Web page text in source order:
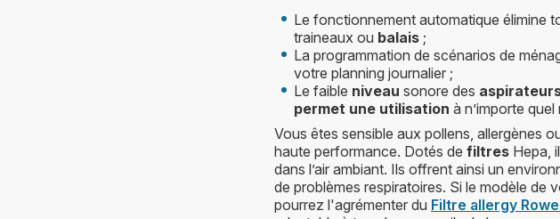
Le fonctionnement automatique élimine
traineaux ou balais ;
La programmation de scénarios de
votre planning journalier ;
Le faible niveau sonore des
permet une utilisation à n’importe
Vous êtes sensible aux pollens, allergènes
haute performance. Dotés de filtres Hepa,
dans l’air ambiant. Ils offrent ainsi un
de problèmes respiratoires. Si le modèle
pourrez l'agrémenter du Filtre allergy